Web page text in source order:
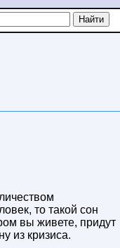
то такой сон
вы живете, придут
из кризиса.